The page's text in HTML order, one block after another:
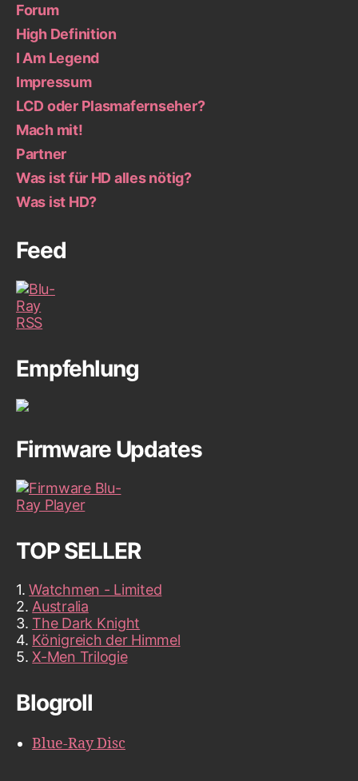
Forum
High Definition
I Am Legend
Impressum
LCD oder Plasmafernseher?
Mach mit!
Partner
Was ist für HD alles nötig?
Was ist HD?
Feed
Empfehlung
Firmware Updates
TOP SELLER
1.Watchmen - Limited
2. Australia
3.The Dark Knight
4. Königreich der Himmel
5.X-Men Trilogie
Blogroll
Blue-Ray Disc